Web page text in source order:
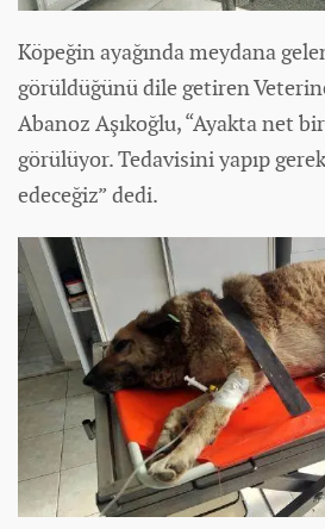
Köpeğin ayağında meydana
görüldüğünü dile getiren
Abanoz Aşıkoğlu, “Ayakta net
görülüyor. Tedavisini yapıp
edeceğiz” dedi.